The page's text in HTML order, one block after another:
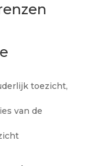
toezicht,
van de